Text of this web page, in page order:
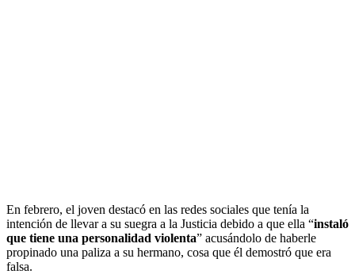
En febrero, el joven destacó en las redes sociales que tenía la
intención de llevar a su suegra a la Justicia debido a que ella “instaló
que tiene una personalidad violenta” acusándolo de haberle
propinado una paliza a su hermano, cosa que él demostró que era
falsa.